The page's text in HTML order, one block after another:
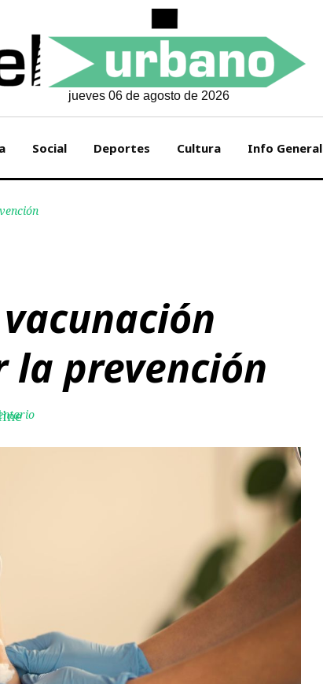
jueves 06 de agosto de 2026
Social Deportes Cultura Info General
prevención